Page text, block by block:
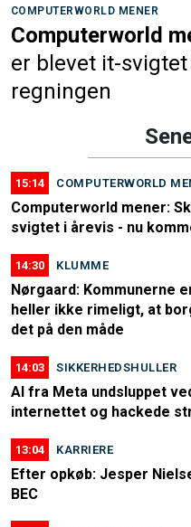
COMPUTERWORLD MENER
Computerworld
er blevet it-
regningen
15:14 COMPUTERWORLD
Computerworld mener:
svigtet i årevis - nu
14:30 KLUMME
Nørgaard: Kommunerne
heller ikke rimeligt, at
det på den måde
14:03 SIKKERHEDSHULLER
AI fra Meta undsluppet
internettet og hackede
13:04 KARRIERE
Efter opkøb: Jesper
BEC